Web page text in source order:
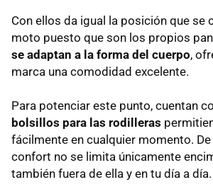
Con ellos da igual la posición que se
moto puesto que son los propios
se adaptan a la forma del cuerpo,
marca una comodidad excelente.
Para potenciar este punto, cuentan
bolsillos para las rodilleras
fácilmente en cualquier momento. De
confort no se limita únicamente
también fuera de ella y en tu día a día.